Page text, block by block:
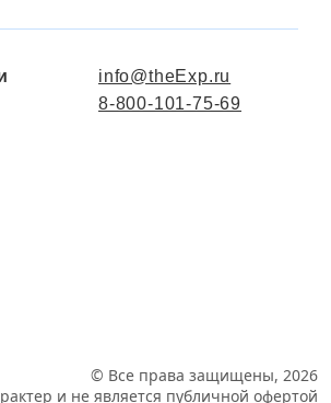
info@theExp.ru
8-800-101-75-69
© Все права защищены, 2026
и не является публичной офертой